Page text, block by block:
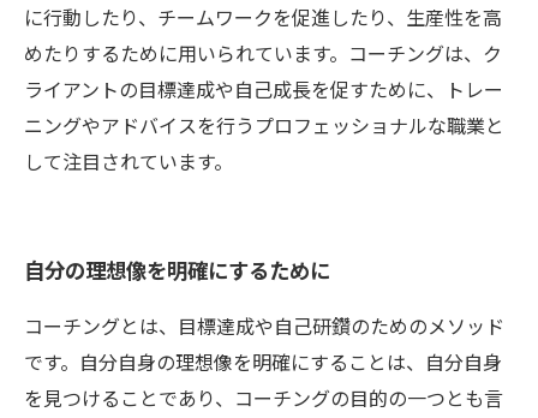
に行動したり、チームワークを促進したり、生産性を高
めたりするために用いられています。コーチングは、ク
ライアントの目標達成や自己成長を促すために、トレー
ニングやアドバイスを行うプロフェッショナルな職業と
して注目されています。
自分の理想像を明確にするために
コーチングとは、目標達成や自己研鑽のためのメソッド
です。自分自身の理想像を明確にすることは、自分自身
を見つけることであり、コーチングの目的の一つとも言